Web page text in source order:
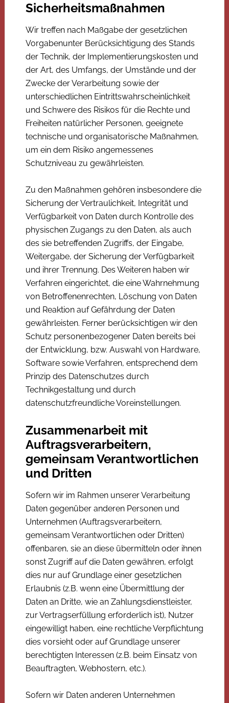
Sicherheitsmaßnahmen
Wir treffen nach Maßgabe der gesetzlichen
Vorgabenunter Berücksichtigung des Stands
der Technik, der Implementierungskosten und
der Art, des Umfangs, der Umstände und der
Zwecke der Verarbeitung sowie der
unterschiedlichen Eintrittswahrscheinlichkeit
und Schwere des Risikos für die Rechte und
Freiheiten natürlicher Personen, geeignete
technische und organisatorische Maßnahmen,
um ein dem Risiko angemessenes
Schutzniveau zu gewährleisten.
Zu den Maßnahmen gehören insbesondere die
Sicherung der Vertraulichkeit, Integrität und
Verfügbarkeit von Daten durch Kontrolle des
physischen Zugangs zu den Daten, als auch
des sie betreffenden Zugriffs, der Eingabe,
Weitergabe, der Sicherung der Verfügbarkeit
und ihrer Trennung. Des Weiteren haben wir
Verfahren eingerichtet, die eine Wahrnehmung
von Betroffenenrechten, Löschung von Daten
und Reaktion auf Gefährdung der Daten
gewährleisten. Ferner berücksichtigen wir den
Schutz personenbezogener Daten bereits bei
der Entwicklung, bzw. Auswahl von Hardware,
Software sowie Verfahren, entsprechend dem
Prinzip des Datenschutzes durch
Technikgestaltung und durch
datenschutzfreundliche Voreinstellungen.
Zusammenarbeit mit
Auftragsverarbeitern,
gemeinsam Verantwortlichen
und Dritten
Sofern wir im Rahmen unserer Verarbeitung
Daten gegenüber anderen Personen und
Unternehmen (Auftragsverarbeitern,
gemeinsam Verantwortlichen oder Dritten)
offenbaren, sie an diese übermitteln oder ihnen
sonst Zugriff auf die Daten gewähren, erfolgt
dies nur auf Grundlage einer gesetzlichen
Erlaubnis (z.B. wenn eine Übermittlung der
Daten an Dritte, wie an Zahlungsdienstleister,
zur Vertragserfüllung erforderlich ist), Nutzer
eingewilligt haben, eine rechtliche Verpflichtung
dies vorsieht oder auf Grundlage unserer
berechtigten Interessen (z.B. beim Einsatz von
Beauftragten, Webhostern, etc.).
Sofern wir Daten anderen Unternehmen